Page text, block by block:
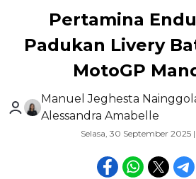
Pertamina
Padukan Livery
MotoGP
Manuel Jeghesta
Alessandra Amabelle
Selasa, 30 September 2025 |